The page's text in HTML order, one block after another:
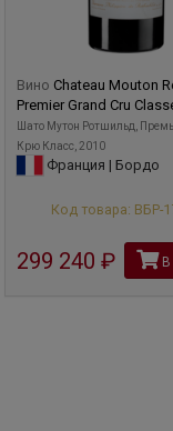
Вино Chateau Mouton
Premier Grand Cru
Шато Мутон Ротшильд,
Крю Класс, 2010
Франция | Бордо
Код товара: ВБР-
299 240 руб